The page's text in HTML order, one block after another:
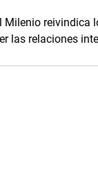
Milenio reivindica
las relaciones